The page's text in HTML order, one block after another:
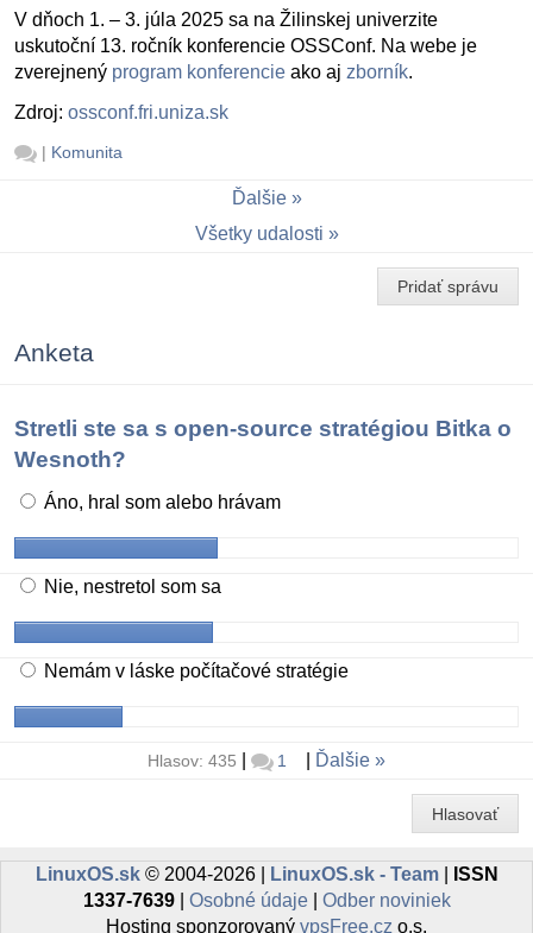
V dňoch 1. – 3. júla 2025 sa na Žilinskej univerzite
uskutoční 13. ročník konferencie OSSConf. Na webe je
zverejnený program konferencie ako aj zborník.
Zdroj: ossconf.fri.uniza.sk
| Komunita
Ďalšie
Všetky udalosti
Pridať správu
Anketa
Stretli ste sa s open-source stratégiou Bitka o
Wesnoth?
Áno, hral som alebo hrávam
Nie, nestretol som sa
Nemám v láske počítačové stratégie
Hlasov: 435 1 Ďalšie
Hlasovať
LinuxOS.sk© 2004-2026 | LinuxOS.sk - Team|
ISSN
1337-7639| Osobné údaje| Odber noviniek
Hosting sponzorovaný vpsFree.cz o.s.